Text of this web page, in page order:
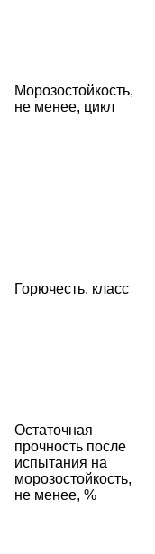
Морозостойкость,
не менее, цикл
Горючесть, класс
Остаточная
прочность после
испытания на
морозостойкость,
не менее, %